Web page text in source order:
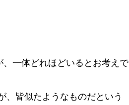
、一体どれほどいるとお考えで
、皆似たようなものだという